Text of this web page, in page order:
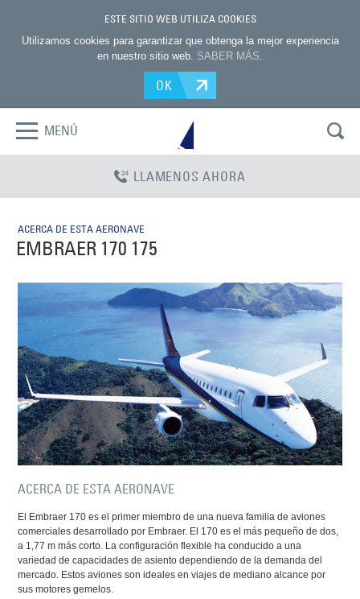
ESTE SITIO WEB UTILIZA COOKIES
Utilizamos cookies para garantizar que obtenga la mejor experiencia
en nuestro sitio web. SABER MÁS.
OK
MENÚ
LLAMENOS AHORA
ACERCA DE ESTA AERONAVE
EMBRAER 170 175
ACERCA DE ESTA AERONAVE
El Embraer 170 es el primer miembro de una nueva familia de aviones
comerciales desarrollado por Embraer. El 170 es el más pequeño de dos,
a 1,77 m más corto. La configuración flexible ha conducido a una
variedad de capacidades de asiento dependiendo de la demanda del
mercado. Estos aviones son ideales en viajes de mediano alcance por
sus motores gemelos.